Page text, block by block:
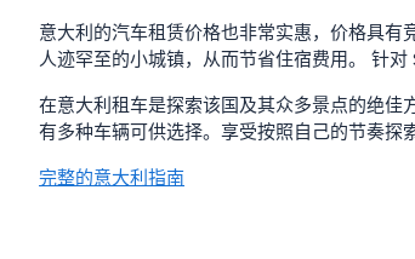
意大利的汽车租赁价格也非常实惠，价格具
人迹罕至的小城​​镇，从而节省住宿费用。 针对
在意大利租车是探索该国及其众多景点的绝佳
有多种车辆可供选择。享受按照自己的节奏探
完整的意大利指南